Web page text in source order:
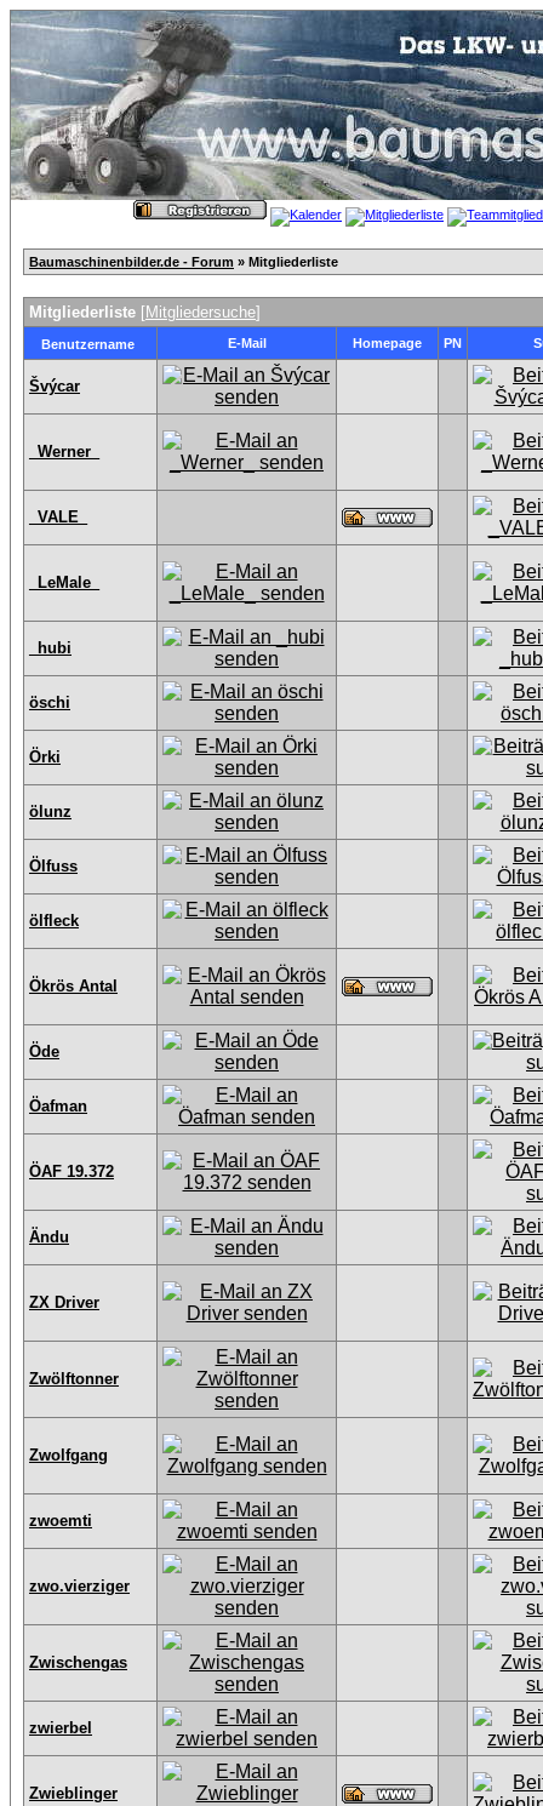
Baumaschinenbilder.de - Forum » Mitgliederliste
Mitgliederliste [Mitgliedersuche]
Benutzername E-Mail Homepage PN
Švýcar
_Werner_
_VALE_
_LeMale_
_hubi
öschi
Örki
ölunz
Ölfuss
ölfleck
Ökrös Antal
Öde
Öafman
ÖAF 19.372
Ändu
ZX Driver
Zwölftonner
Zwolfgang
zwoemti
zwo.vierziger
Zwischengas
zwierbel
Zwieblinger